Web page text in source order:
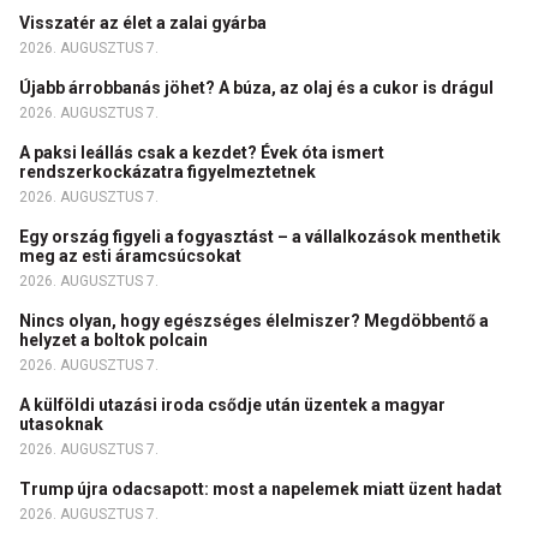
Visszatér az élet a zalai gyárba
2026. AUGUSZTUS 7.
Újabb árrobbanás jöhet? A búza, az olaj és a cukor is drágul
2026. AUGUSZTUS 7.
A paksi leállás csak a kezdet? Évek óta ismert
rendszerkockázatra figyelmeztetnek
2026. AUGUSZTUS 7.
Egy ország figyeli a fogyasztást – a vállalkozások menthetik
meg az esti áramcsúcsokat
2026. AUGUSZTUS 7.
Nincs olyan, hogy egészséges élelmiszer? Megdöbbentő a
helyzet a boltok polcain
2026. AUGUSZTUS 7.
A külföldi utazási iroda csődje után üzentek a magyar
utasoknak
2026. AUGUSZTUS 7.
Trump újra odacsapott: most a napelemek miatt üzent hadat
2026. AUGUSZTUS 7.